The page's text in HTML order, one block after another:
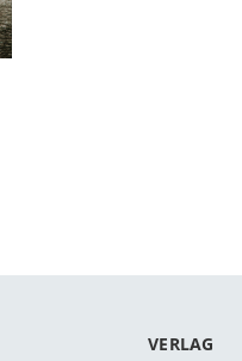
VERLAG